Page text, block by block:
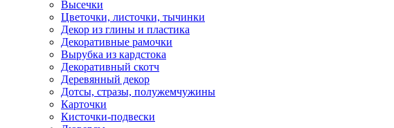
Высечки
Цветочки, листочки, тычинки
Декор из глины и пластика
Декоративные рамочки
Вырубка из кардстока
Декоративный скотч
Деревянный декор
Дотсы, стразы, полужемчужины
Карточки
Кисточки-подвески